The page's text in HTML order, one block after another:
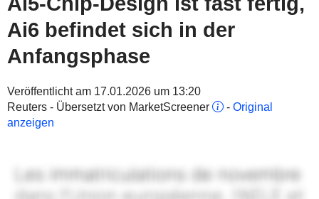
Ai6 befindet sich in der
Anfangsphase
Veröffentlicht am 17.01.2026 um 13:20
Reuters - Übersetzt von MarketScreener
- Original
anzeigen